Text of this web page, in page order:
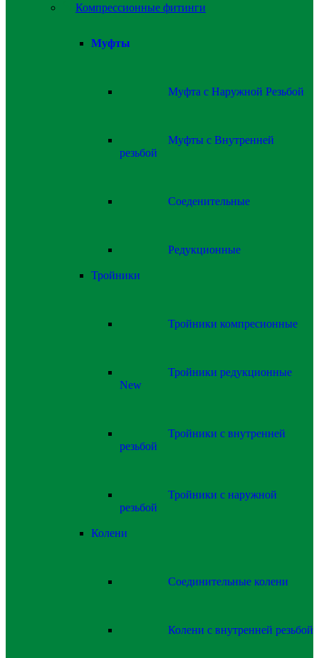
Компрессионные фитинги
Муфты
Муфта с Наружной Резьбой
Муфты с Внутренней
резьбой
Соеденительные
Редукционные
Тройники
Тройники компресионные
Тройники редукционные
New
Тройники с внутренней
резьбой
Тройники с наружной
резьбой
Колени
Соединительные колени
Колени с внутренней резьбой